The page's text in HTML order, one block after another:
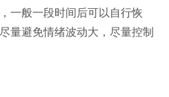
一般一段时间后可以自行恢
量避免情绪波动大，尽量控制